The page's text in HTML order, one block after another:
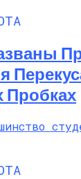
Пробках